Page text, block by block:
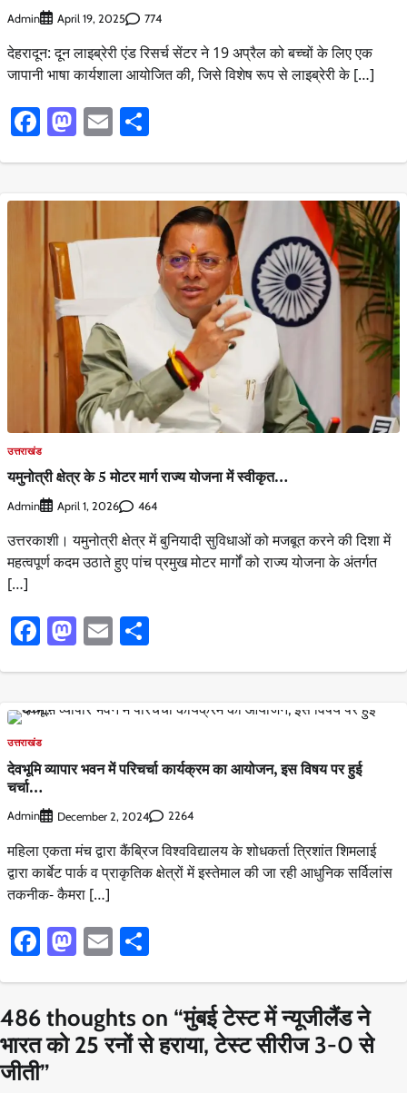
Admin April 19, 2025 774
देहरादून: दून लाइब्रेरी एंड रिसर्च सेंटर ने 19 अप्रैल को बच्चों के लिए एक
जापानी भाषा कार्यशाला आयोजित की, जिसे विशेष रूप से लाइब्रेरी के […]
Facebook
Mastodon
Email
उत्तराखंड
यमुनोत्री क्षेत्र के 5 मोटर मार्ग राज्य योजना में स्वीकृत…
Admin April 1, 2026 464
उत्तरकाशी। यमुनोत्री क्षेत्र में बुनियादी सुविधाओं को मजबूत करने की दिशा में
महत्वपूर्ण कदम उठाते हुए पांच प्रमुख मोटर मार्गों को राज्य योजना के अंतर्गत
[…]
Facebook
Mastodon
Email
उत्तराखंड
देवभूमि व्यापार भवन में परिचर्चा कार्यक्रम का आयोजन, इस विषय पर हुई
चर्चा…
Admin December 2, 2024 2264
महिला एकता मंच द्वारा कैंब्रिज विश्वविद्यालय के शोधकर्ता त्रिशांत शिमलाई
द्वारा कार्बेट पार्क व प्राकृतिक क्षेत्रों में इस्तेमाल की जा रही आधुनिक सर्विलांस
तकनीक- कैमरा […]
Facebook
Mastodon
Email
486 thoughts on “मुंबई टेस्ट में न्यूजीलैंड ने
भारत को 25 रनों से हराया, टेस्ट सीरीज 3-0 से
जीती”